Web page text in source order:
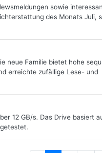
sowie
des Monats Juli,
neue Familie bietet hohe
erreichte zufällige Lese- und
12 GB/s. Das Drive basiert